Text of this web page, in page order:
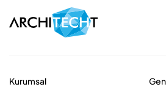
Kurumsal